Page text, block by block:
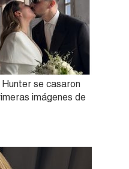
se casaron
imágenes de